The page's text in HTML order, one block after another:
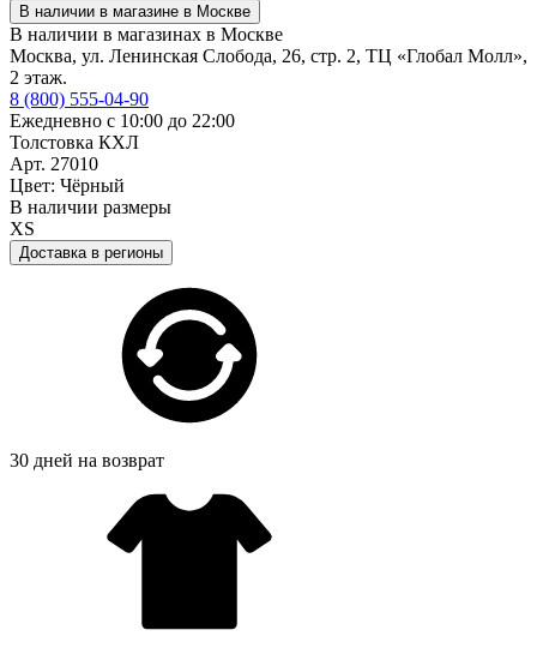
В наличии в магазине в Москве
В наличии в магазинах в Москве
Москва, ул. Ленинская Слобода, 26, стр. 2, ТЦ «Глобал Молл»,
2 этаж.
8 (800) 555-04-90
Ежедневно с 10:00 до 22:00
Толстовка КХЛ
Арт. 27010
Цвет: Чёрный
В наличии размеры
XS
Доставка в регионы
30 дней на возврат